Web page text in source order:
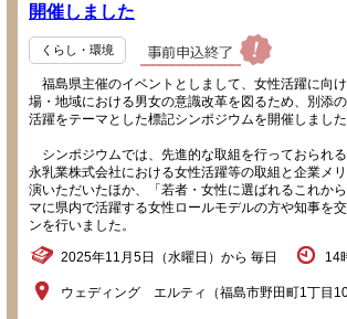
開催しました
くらし・環境
福島県主催のイベントとしまして、女性活躍に向
場・地域における男女の意識改革を図るため、別添
活躍をテーマとした標記シンポジウムを開催しました
シンポジウムでは、先進的な取組を行っておられ
永乳業株式会社における女性活躍等の取組と企業メ
演いただいたほか、「若者・女性に選ばれるこれか
マに県内で活躍する女性ロールモデルの方や知事を
ンを行いました。
2025年11月5日（水曜日）から 毎日 14
ウェディング エルティ（福島市野田町1丁目10